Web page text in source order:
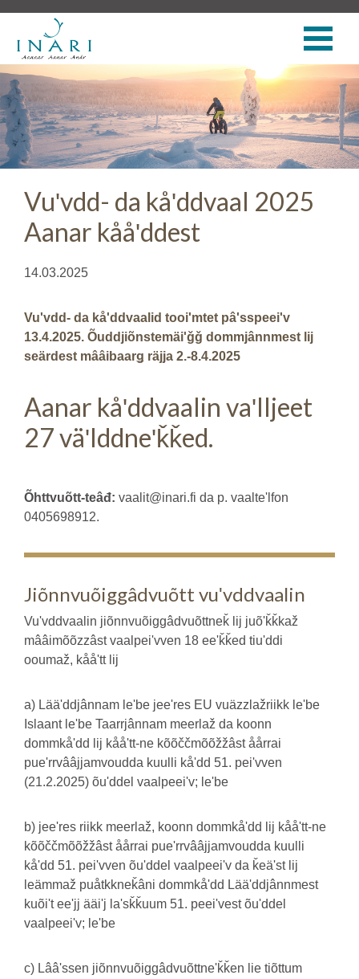
Vuʹvdd- da kåʹddvaal 2025
Aanar kååʹddest
14.03.2025
Vuʹvdd- da kåʹddvaalid tooiʹmtet pâʹsspeeiʹv
13.4.2025. Õuddjiõnstemäiʹǧǧ dommjânnmest lij
seärdest mââibaarǥ räjja 2.-8.4.2025
Aanar kåʹddvaalin vaʹlljeet
27 väʹlddneʹǩǩed.
Õhttvuõtt-teâđ: vaalit@inari.fi da p. vaalteʹlfon
0405698912.
Jiõnnvuõiggâdvuõtt vuʹvddvaalin
Vuʹvddvaalin jiõnnvuõiggâdvuõttneǩ lij juõʹǩǩkaž
mââimõõzzâst vaalpeiʹvven 18 eeʹǩǩed tiuʹddi
ooumaž, kååʹtt lij
a) Lääʹddjânnam leʹbe jeeʹres EU vuäzzlažriikk leʹbe
Islaant leʹbe Taarrjânnam meerlaž da koonn
dommkåʹdd lij kååʹtt-ne kõõččmõõžžâst åårrai
pueʹrrvââjjamvoudda kuulli kåʹdd 51. peiʹvven
(21.2.2025) õuʹddel vaalpeeiʹv; leʹbe
b) jeeʹres riikk meerlaž, koonn dommkåʹdd lij kååʹtt-ne
kõõččmõõžžâst åårrai pueʹrrvââjjamvoudda kuulli
kåʹdd 51. peiʹvven õuʹddel vaalpeeiʹv da ǩeäʹst lij
leämmaž puåtkkneǩâni dommkåʹdd Lääʹddjânnmest
kuõiʹt eeʹjj ääiʹj laʹsǩǩuum 51. peeiʹvest õuʹddel
vaalpeeiʹv; leʹbe
c) Lââʹssen jiõnnvuõiggâdvuõttneʹǩǩen lie tiõttum